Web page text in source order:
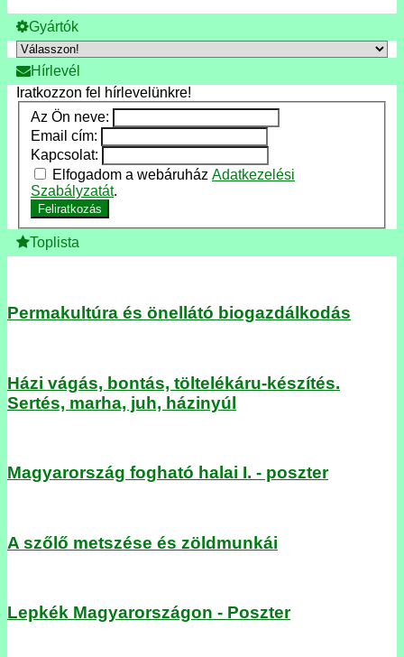
Gyártók
Hírlevél
Iratkozzon fel hírlevelünkre!
Az Ön neve:
Email cím:
Kapcsolat:
Elfogadom a webáruház Adatkezelési
Szabályzatát.
Feliratkozás
Toplista
Permakultúra és önellátó biogazdálkodás
Házi vágás, bontás, töltelékáru-készítés.
Sertés, marha, juh, házinyúl
Magyarország fogható halai I. - poszter
A szőlő metszése és zöldmunkái
Lepkék Magyarországon - Poszter